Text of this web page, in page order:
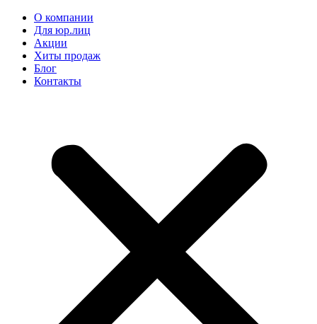
О компании
Для юр.лиц
Акции
Хиты продаж
Блог
Контакты